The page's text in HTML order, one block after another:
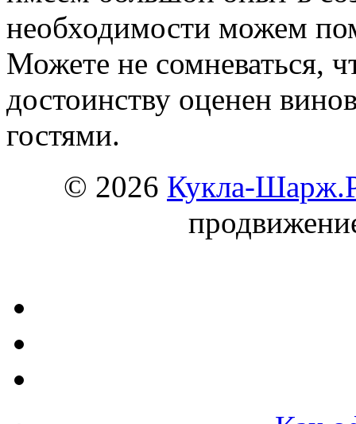
необходимости можем
Можете не сомневаться,
достоинству оценен
гостями.
© 2026 Кукла-